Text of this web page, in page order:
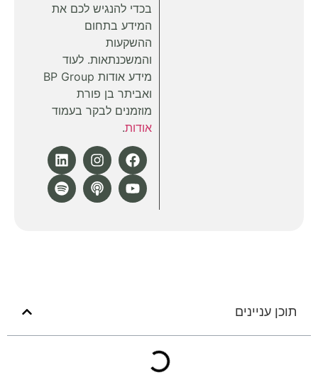
בכדי להנגיש לכם את
המידע בתחום
ההשקעות
והמשכנתאות. לעוד
מידע אודות BP Group
ואביתר בן פורת
מוזמנים לבקר בעמוד
אודות.
תוכן עניינים